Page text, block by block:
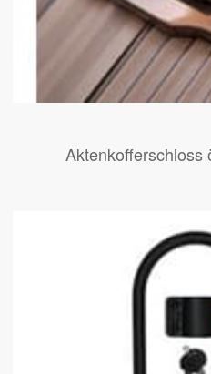
Aktenkofferschloss